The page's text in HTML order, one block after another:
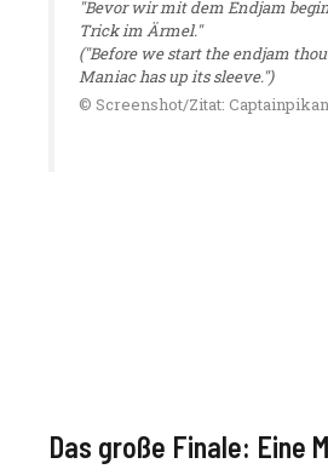
"Bevor wir mit dem Endjam
Trick im Ärmel."
("Before we start the endjam
Maniac has up its sleeve.")
© Screenshot/Zitat:
Das große Finale: Eine